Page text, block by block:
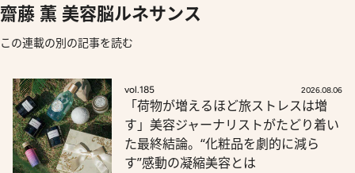
齋藤 薫 美容脳ルネサンス
この連載の別の記事を読む
vol.185 2026.08.06
「荷物が増えるほど旅ストレスは増
す」美容ジャーナリストがたどり着い
た最終結論。“化粧品を劇的に減ら
す”感動の凝縮美容とは